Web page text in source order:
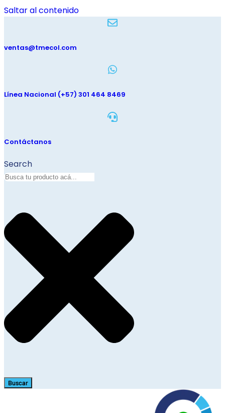
Saltar al contenido
ventas@tmecol.com
Línea Nacional (+57) 301 464 8469
Contáctanos
Search
Buscar